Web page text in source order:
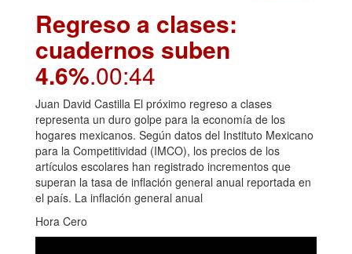
Regreso a clases:
cuadernos suben
4.6%.00:44
Juan David Castilla El próximo regreso a clases
representa un duro golpe para la economía de los
hogares mexicanos. Según datos del Instituto Mexicano
para la Competitividad (IMCO), los precios de los
artículos escolares han registrado incrementos que
superan la tasa de inflación general anual reportada en
el país. La inflación general anual
Hora Cero